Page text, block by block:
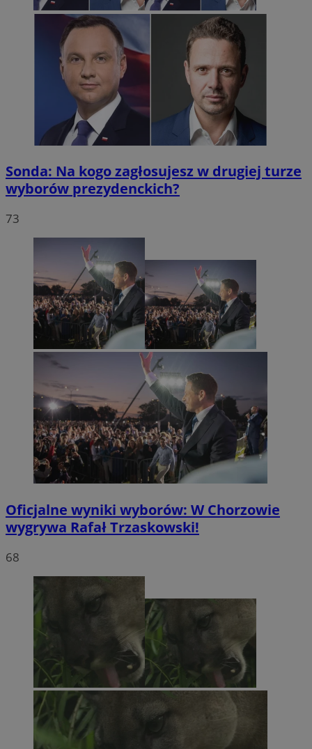
Sonda: Na kogo zagłosujesz w drugiej turze
wyborów prezydenckich?
73
Oficjalne wyniki wyborów: W Chorzowie
wygrywa Rafał Trzaskowski!
68